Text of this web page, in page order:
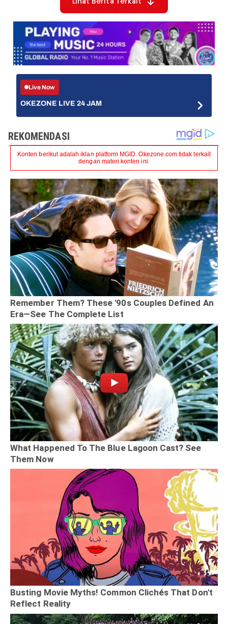
Lihat Berita Terkait
Live Now
OKEZONE LIVE 24 JAM